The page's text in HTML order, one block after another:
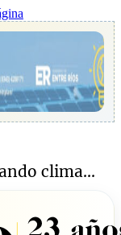
clima...